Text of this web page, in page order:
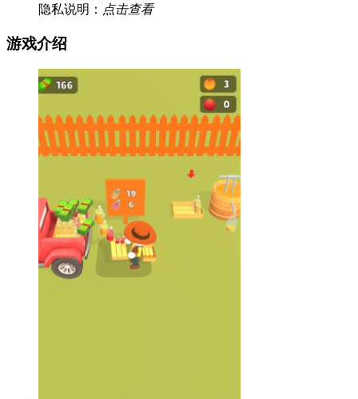
隐私说明： 点击查看
游戏介绍